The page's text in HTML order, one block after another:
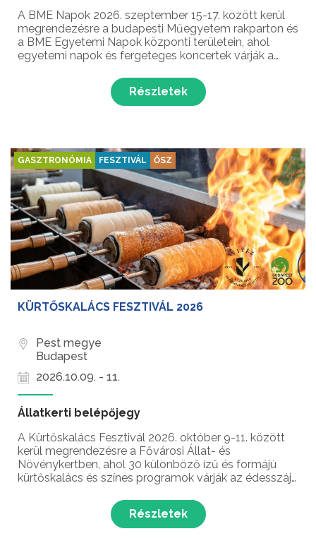
A BME Napok 2026. szeptember 15-17. között kerül
megrendezésre a budapesti Műegyetem rakparton és
a BME Egyetemi Napok központi területein, ahol
egyetemi napok és fergeteges koncertek várják a
legnagyobb hallgatói fesztiválján a város szívében!...
Részletek
GASZTRONÓMIA FESZTIVÁL ŐSZ
KÜRTŐSKALÁCS FESZTIVÁL 2026
Pest megye
Budapest
2026.10.09. - 11.
Állatkerti belépőjegy
A Kürtőskalács Fesztivál 2026. október 9-11. között
kerül megrendezésre a Fővárosi Állat- és
Növénykertben, ahol 30 különböző ízű és formájú
kürtőskalács és színes programok várják az édesszájú
gasztronómiai rendezvényén!...
Részletek